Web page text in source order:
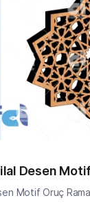
Desen
Motif Oruç